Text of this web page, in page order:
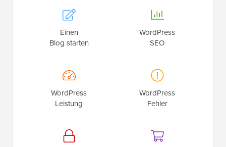
Einen
Blog starten
WordPress
SEO
WordPress
Leistung
WordPress
Fehler